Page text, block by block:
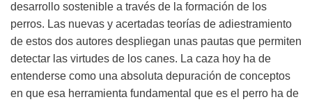
desarrollo sostenible a través de la formación de los
perros. Las nuevas y acertadas teorías de adiestramiento
de estos dos autores despliegan unas pautas que permiten
detectar las virtudes de los canes. La caza hoy ha de
entenderse como una absoluta depuración de conceptos
en que esa herramienta fundamental que es el perro ha de